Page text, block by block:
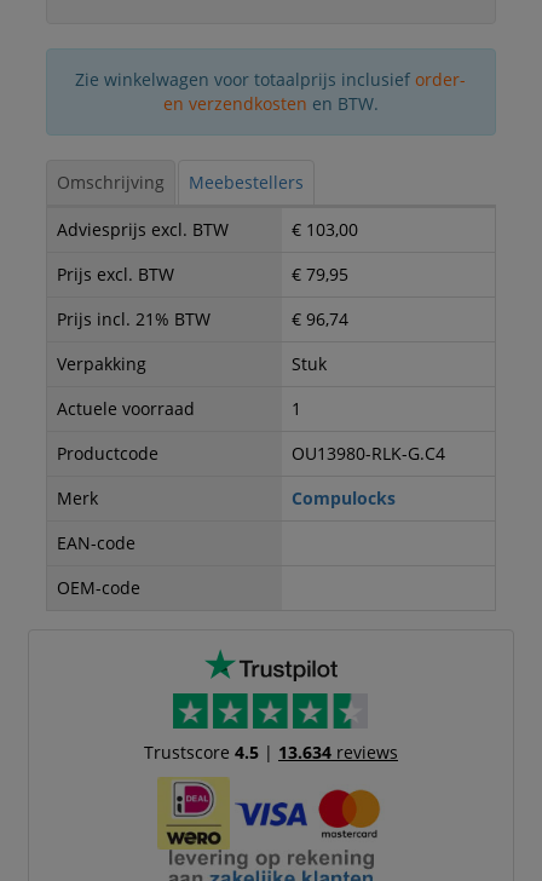
Zie winkelwagen voor totaalprijs inclusief order-
en verzendkosten en BTW.
Omschrijving Meebestellers
Adviesprijs excl. BTW
€ 103,00
Prijs excl. BTW
€ 79,95
Prijs incl. 21% BTW
€ 96,74
Verpakking
Stuk
Actuele voorraad
1
Productcode
OU13980-RLK-G.C4
Merk
Compulocks
EAN-code
OEM-code
Trustscore 4.5| 13.634reviews